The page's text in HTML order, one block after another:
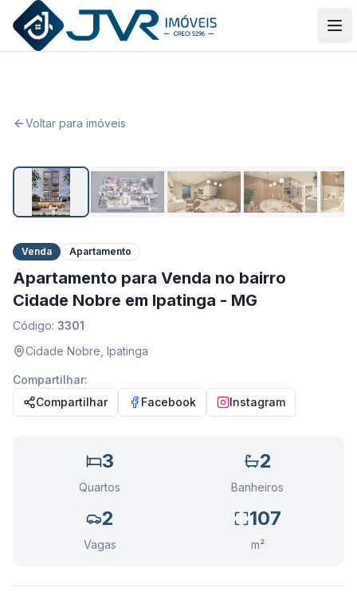
JVR Imóveis
Voltar para imóveis
Venda Apartamento
Apartamento para Venda no bairro
Cidade Nobre em Ipatinga - MG
Código: 3301
Cidade Nobre Ipatinga
Compartilhar:
Compartilhar
Facebook Instagram
3
Quartos
2
Banheiros
2
Vagas
107
m²